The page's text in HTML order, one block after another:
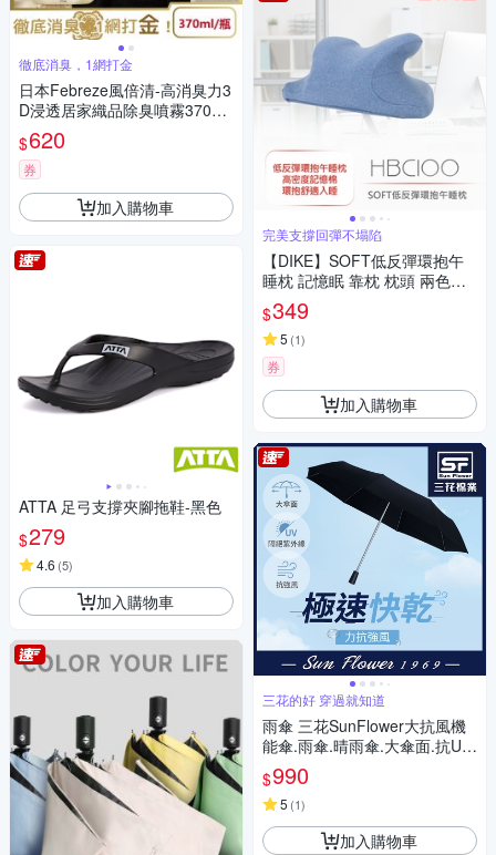
徹底消臭，1網打金
日本Febreze風倍清-高消臭力3
D浸透居家織品除臭噴霧370ml/
金瓶(家飾用品清新,衣物鞋靴除
臭劑,防疫去燒烤味,寢具床墊地
毯沙發窗簾適用)
$620
券
加入購物車
ATTA 足弓支撐夾腳拖鞋-黑色
$279
4.6 (5)
加入購物車
完美支撐回彈不塌陷
【DIKE】SOFT低反彈環抱午
睡枕 記憶眠 靠枕 枕頭 兩色可
選(藍/灰) HBC100
$349
5 (1)
券
加入購物車
三花的好 穿過就知道
雨傘 三花SunFlower大抗風機
能傘.雨傘.晴雨傘.大傘面.抗UV
防曬_沉穩黑
$990
5 (1)
加入購物車